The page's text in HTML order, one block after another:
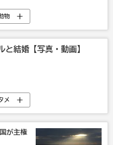
物
結婚【写真・動画】
メ
もしろい
が主権